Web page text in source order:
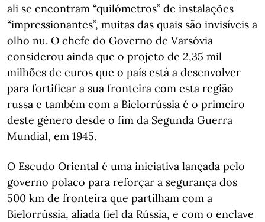
ali se encontram “quilómetros” de instalações
“impressionantes”, muitas das quais são invisíveis a
olho nu. O chefe do Governo de Varsóvia
considerou ainda que o projeto de 2,35 mil
milhões de euros que o país está a desenvolver
para fortificar a sua fronteira com esta região
russa e também com a Bielorrússia é o primeiro
deste género desde o fim da Segunda Guerra
Mundial, em 1945.
O Escudo Oriental é uma iniciativa lançada pelo
governo polaco para reforçar a segurança dos
500 km de fronteira que partilham com a
Bielorrússia, aliada fiel da Rússia, e com o enclave